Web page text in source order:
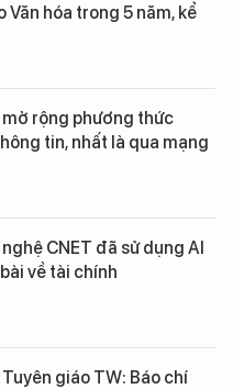
Văn hóa trong 5 năm, kể
mở rộng phương thức
tin, nhất là qua mạng
CNET đã sử dụng AI
về tài chính
giáo TW: Báo chí